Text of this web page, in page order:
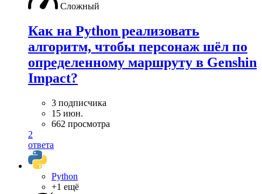
Сложный
Как на Python реализовать
алгоритм, чтобы персонаж шёл по
определенному маршруту в Genshin
Impact?
3 подписчика
15 июн.
662 просмотра
2
ответа
Python
+1 ещё